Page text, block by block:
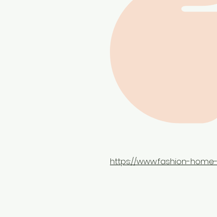
https://www.fashion-